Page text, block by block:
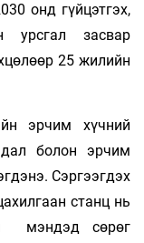
онд гүйцэтгэх,
урсгал засвар
25 жилийн
эрчим хүчний
болон эрчим
Сэргээгдэх
станц нь
мэндэд сөрөг